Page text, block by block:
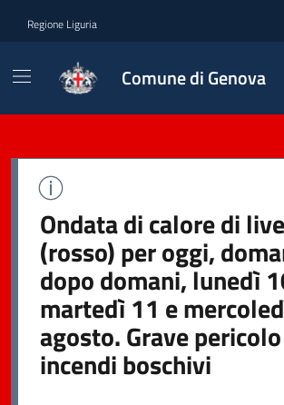
Regione Liguria
Comune di Genova
Ondata di calore di
(rosso) per oggi,
dopo domani, lunedì
martedì 11 e
agosto. Grave
incendi boschivi